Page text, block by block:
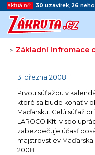
aktuálně: 30 uzavírek, 26
> Základní infromace
Začátek
3. března 2008
Prvou súťažou v
ktoré sa bude konať v
Maďarsku. Celú súťaž
LAROCO Kft. v
zabezpečuje účasť
majstrovstiev Maďarska
2008.